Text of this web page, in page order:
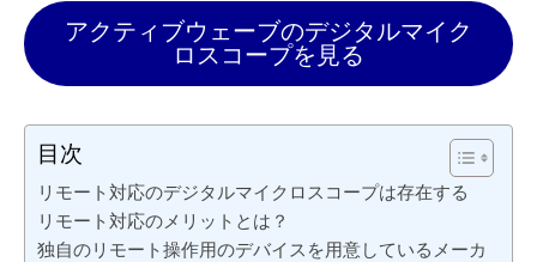
アクティブウェーブのデジタルマイク
ロスコープを見る
目次
リモート対応のデジタルマイクロスコープは存在する
リモート対応のメリットとは？
独自のリモート操作用のデバイスを用意しているメーカ